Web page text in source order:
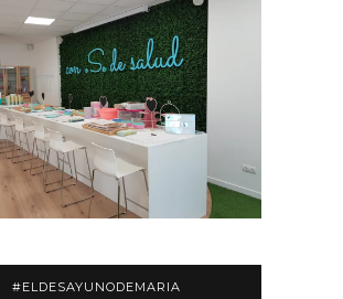
#ELDESAYUNODEMARIA